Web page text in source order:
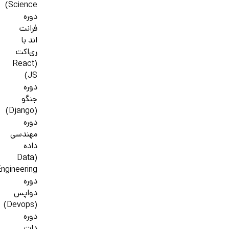
Science)
دوره
فرانت
اند با
ری‌اکت
(React
JS)
دوره
جنگو
(Django)
دوره
مهندسی
داده
(Data
دوره
دواپس
(Devops)
دوره